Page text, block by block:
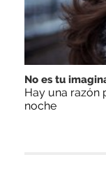
No es tu
Hay una razón
noche